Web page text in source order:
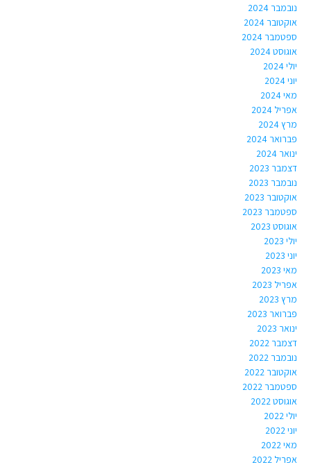
נובמבר 2024
אוקטובר 2024
ספטמבר 2024
אוגוסט 2024
יולי 2024
יוני 2024
מאי 2024
אפריל 2024
מרץ 2024
פברואר 2024
ינואר 2024
דצמבר 2023
נובמבר 2023
אוקטובר 2023
ספטמבר 2023
אוגוסט 2023
יולי 2023
יוני 2023
מאי 2023
אפריל 2023
מרץ 2023
פברואר 2023
ינואר 2023
דצמבר 2022
נובמבר 2022
אוקטובר 2022
ספטמבר 2022
אוגוסט 2022
יולי 2022
יוני 2022
מאי 2022
אפריל 2022